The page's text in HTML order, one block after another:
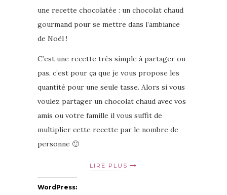
une recette chocolatée : un chocolat chaud
gourmand pour se mettre dans l’ambiance
de Noël !
C’est une recette très simple à partager ou
pas, c’est pour ça que je vous propose les
quantité pour une seule tasse. Alors si vous
voulez partager un chocolat chaud avec vos
amis ou votre famille il vous suffit de
multiplier cette recette par le nombre de
personne 🙂
LIRE PLUS
WordPress: